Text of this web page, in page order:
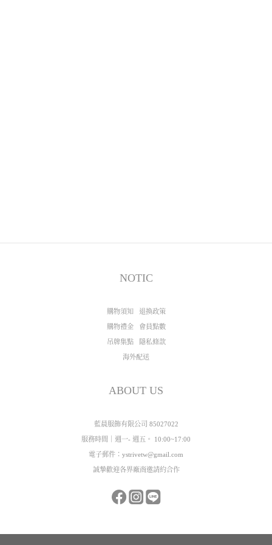
NOTIC
購物須知 退換政策
購物禮金 會員點數
吊牌集點 隱私條款
海外配送
ABOUT US
藍晨服飾有限公司 85027022
服務時間｜週一- 週五。 10:00~17:00
電子郵件：ystrivetw@gmail.com
誠摯歡迎各界廠商邀請約合作